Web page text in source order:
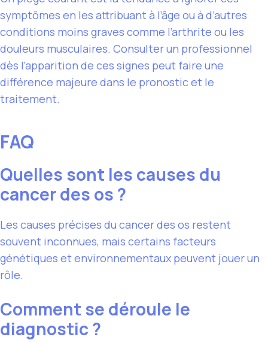
symptômes en les attribuant à l’âge ou à d’autres
conditions moins graves comme l’arthrite ou les
douleurs musculaires. Consulter un professionnel
dès l’apparition de ces signes peut faire une
différence majeure dans le pronostic et le
traitement.
FAQ
Quelles sont les causes du
cancer des os ?
Les causes précises du cancer des os restent
souvent inconnues, mais certains facteurs
génétiques et environnementaux peuvent jouer un
rôle.
Comment se déroule le
diagnostic ?